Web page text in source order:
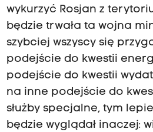
wykurzyć Rosjan z
będzie trwała ta wojna
szybciej wszyscy się
podejście do kwestii
podejście do kwestii
na inne podejście do
służby specjalne, tym
będzie wyglądał inaczej: